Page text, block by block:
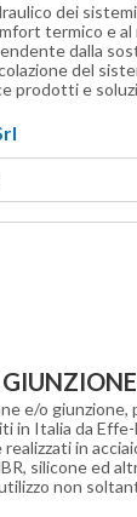
dei
termico e
dalla
del
prodotti e
e/o
in Italia da Effe-
in
silicone ed
non